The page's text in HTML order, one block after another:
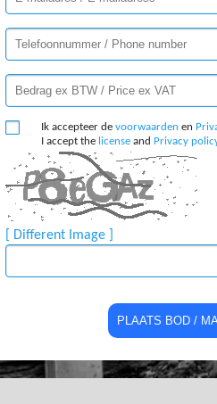
Ik accepteer de voorwaarden en
I accept the license and Privacy
[ Different Image ]